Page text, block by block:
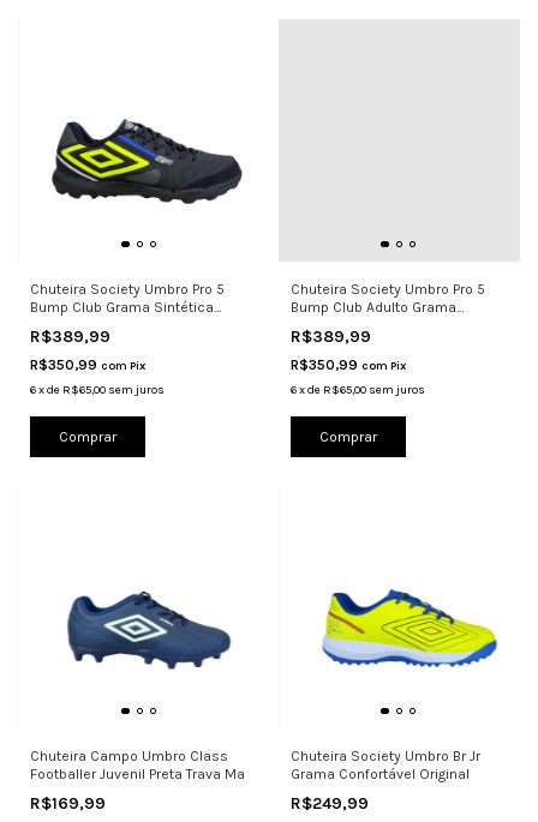
Chuteira Society Umbro Pro 5
Bump Club Grama Sintética
R$389,99
R$350,99 com Pix
6xde R$65,00 sem juros
Comprar
Chuteira Society Umbro Pro 5
Bump Club Adulto Grama
R$389,99
R$350,99 com Pix
6 xde R$65,00 sem juros
Comprar
Chuteira Campo Umbro Class
Footballer Juvenil Preta Trava Ma
R$169,99
Chuteira Society Umbro Br Jr
Grama Confortável Original
R$249,99